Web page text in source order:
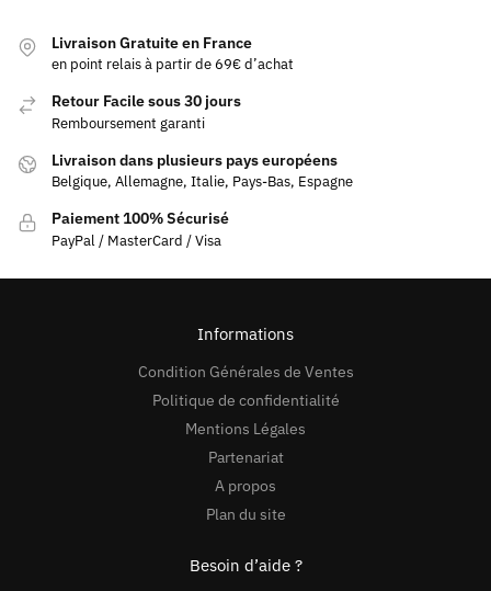
Livraison Gratuite en France
en point relais à partir de 69€ d’achat
Retour Facile sous 30 jours
Remboursement garanti
Livraison dans plusieurs pays européens
Belgique, Allemagne, Italie, Pays-Bas, Espagne
Paiement 100% Sécurisé
PayPal / MasterCard / Visa
Informations
Condition Générales de Ventes
Politique de confidentialité
Mentions Légales
Partenariat
A propos
Plan du site
Besoin d’aide ?